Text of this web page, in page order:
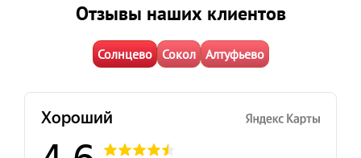
Отзывы наших клиентов
Солнцево Сокол Алтуфьево